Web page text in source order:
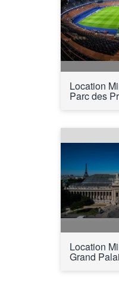
Location
Parc des
Location
Grand